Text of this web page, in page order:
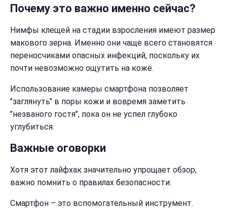
Почему это важно именно сейчас?
Нимфы клещей на стадии взросления имеют размер
макового зерна. Именно они чаще всего становятся
переносчиками опасных инфекций, поскольку их
почти невозможно ощутить на коже.
Использование камеры смартфона позволяет
"заглянуть" в поры кожи и вовремя заметить
"незваного гостя", пока он не успел глубоко
углубиться.
Важные оговорки
Хотя этот лайфхак значительно упрощает обзор,
важно помнить о правилах безопасности:
Смартфон – это вспомогательный инструмент.